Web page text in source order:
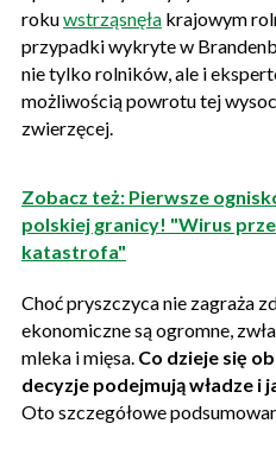
rokuwstrząsnęła krajowym
przypadki wykryte w
nie tylko rolników, ale i
możliwością powrotu tej
zwierzęcej.
Zobacz też: Pierwsze
polskiej granicy! "Wirus
katastrofa"
Choć pryszczyca nie zagraża
ekonomiczne są ogromne,
mleka i mięsa. Co dzieje się
decyzje podejmują władze i
Oto szczegółowe